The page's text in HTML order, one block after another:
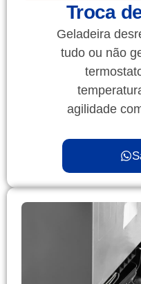
Troca
Geladeira
tudo ou não
agilidade